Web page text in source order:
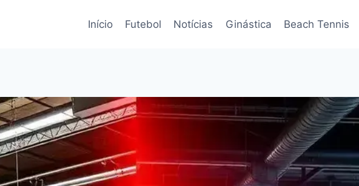
Início Futebol Notícias Ginástica Beach Tennis